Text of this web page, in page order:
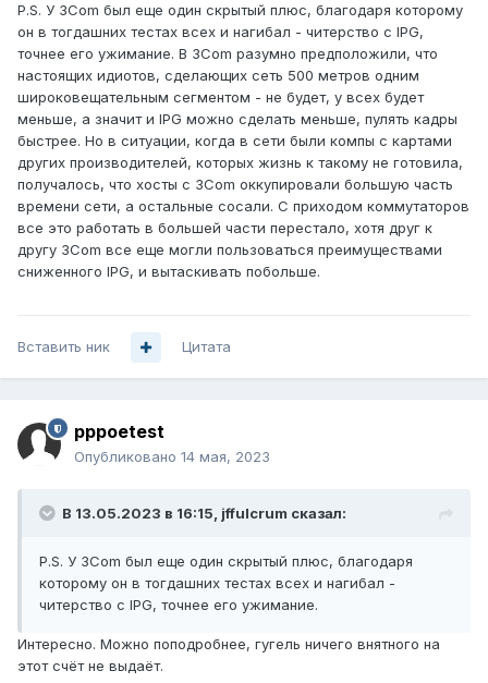
P.S. У 3Com был еще один скрытый плюс, благодаря которому
он в тогдашних тестах всех и нагибал - читерство с IPG,
точнее его ужимание. В 3Com разумно предположили, что
настоящих идиотов, сделающих сеть 500 метров одним
широковещательным сегментом - не будет, у всех будет
меньше, а значит и IPG можно сделать меньше, пулять кадры
быстрее. Но в ситуации, когда в сети были компы с картами
других производителей, которых жизнь к такому не готовила,
получалось, что хосты с 3Com оккупировали большую часть
времени сети, а остальные сосали. С приходом коммутаторов
все это работать в большей части перестало, хотя друг к
другу 3Com все еще могли пользоваться преимуществами
сниженного IPG, и вытаскивать побольше.
Вставить ник Цитата
pppoetest
Опубликовано 14 мая, 2023
В 13.05.2023 в 16:15, jffulcrum сказал:
P.S. У 3Com был еще один скрытый плюс, благодаря
которому он в тогдашних тестах всех и нагибал -
читерство с IPG, точнее его ужимание.
Интересно. Можно поподробнее, гугель ничего внятного на
этот счёт не выдаёт.